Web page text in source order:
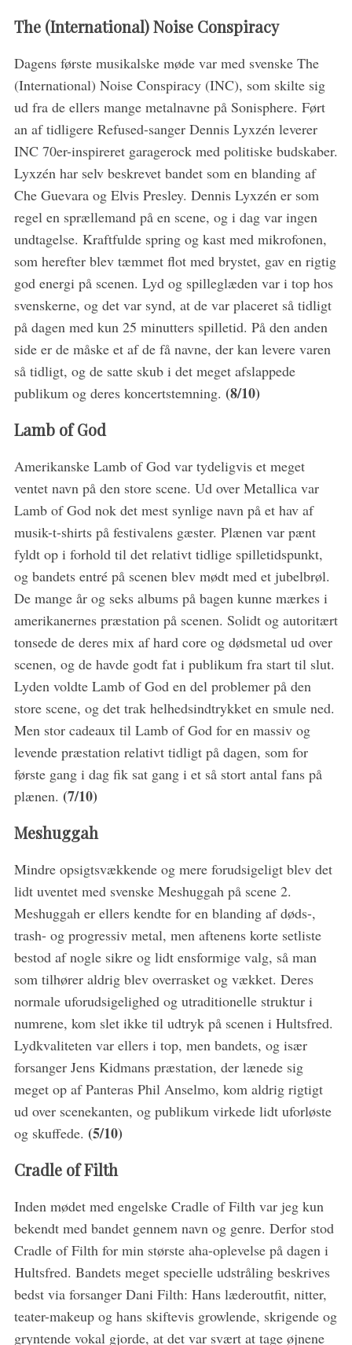
The (International) Noise Conspiracy
Dagens første musikalske møde var med svenske The
(International) Noise Conspiracy (INC), som skilte sig
ud fra de ellers mange metalnavne på Sonisphere. Ført
an af tidligere Refused-sanger Dennis Lyxzén leverer
INC 70er-inspireret garagerock med politiske budskaber.
Lyxzén har selv beskrevet bandet som en blanding af
Che Guevara og Elvis Presley. Dennis Lyxzén er som
regel en sprællemand på en scene, og i dag var ingen
undtagelse. Kraftfulde spring og kast med mikrofonen,
som herefter blev tæmmet flot med brystet, gav en rigtig
god energi på scenen. Lyd og spilleglæden var i top hos
svenskerne, og det var synd, at de var placeret så tidligt
på dagen med kun 25 minutters spilletid. På den anden
side er de måske et af de få navne, der kan levere varen
så tidligt, og de satte skub i det meget afslappede
publikum og deres koncertstemning. (8/10)
Lamb of God
Amerikanske Lamb of God var tydeligvis et meget
ventet navn på den store scene. Ud over Metallica var
Lamb of God nok det mest synlige navn på et hav af
musik-t-shirts på festivalens gæster. Plænen var pænt
fyldt op i forhold til det relativt tidlige spilletidspunkt,
og bandets entré på scenen blev mødt med et jubelbrøl.
De mange år og seks albums på bagen kunne mærkes i
amerikanernes præstation på scenen. Solidt og autoritært
tonsede de deres mix af hard core og dødsmetal ud over
scenen, og de havde godt fat i publikum fra start til slut.
Lyden voldte Lamb of God en del problemer på den
store scene, og det trak helhedsindtrykket en smule ned.
Men stor cadeaux til Lamb of God for en massiv og
levende præstation relativt tidligt på dagen, som for
første gang i dag fik sat gang i et så stort antal fans på
plænen. (7/10)
Meshuggah
Mindre opsigtsvækkende og mere forudsigeligt blev det
lidt uventet med svenske Meshuggah på scene 2.
Meshuggah er ellers kendte for en blanding af døds-,
trash- og progressiv metal, men aftenens korte setliste
bestod af nogle sikre og lidt ensformige valg, så man
som tilhører aldrig blev overrasket og vækket. Deres
normale uforudsigelighed og utraditionelle struktur i
numrene, kom slet ikke til udtryk på scenen i Hultsfred.
Lydkvaliteten var ellers i top, men bandets, og især
forsanger Jens Kidmans præstation, der lænede sig
meget op af Panteras Phil Anselmo, kom aldrig rigtigt
ud over scenekanten, og publikum virkede lidt uforløste
og skuffede. (5/10)
Cradle of Filth
Inden mødet med engelske Cradle of Filth var jeg kun
bekendt med bandet gennem navn og genre. Derfor stod
Cradle of Filth for min største aha-oplevelse på dagen i
Hultsfred. Bandets meget specielle udstråling beskrives
bedst via forsanger Dani Filth: Hans læderoutfit, nitter,
teater-makeup og hans skiftevis growlende, skrigende og
gryntende vokal gjorde, at det var svært at tage øjnene
S
e
a
c
h
f
o